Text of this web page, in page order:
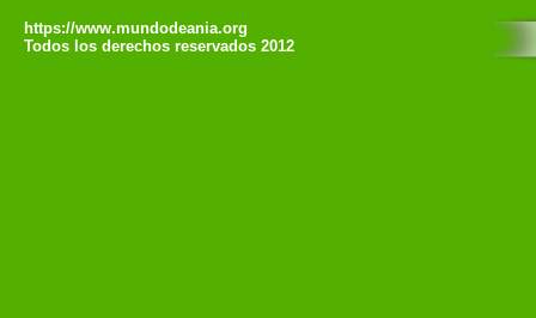
https://www.mundodeania.org
Todos los derechos reservados 2012